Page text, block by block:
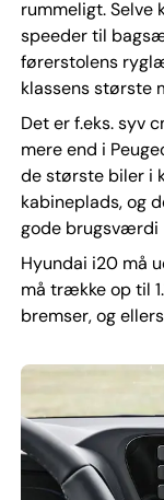
rummeligt. Selve
speeder til
førerstolens
klassens største
Det er f.eks. syv
mere end i
de største biler i
kabineplads, og
gode brugsværdi
Hyundai i20 må
må trække op til
bremser, og